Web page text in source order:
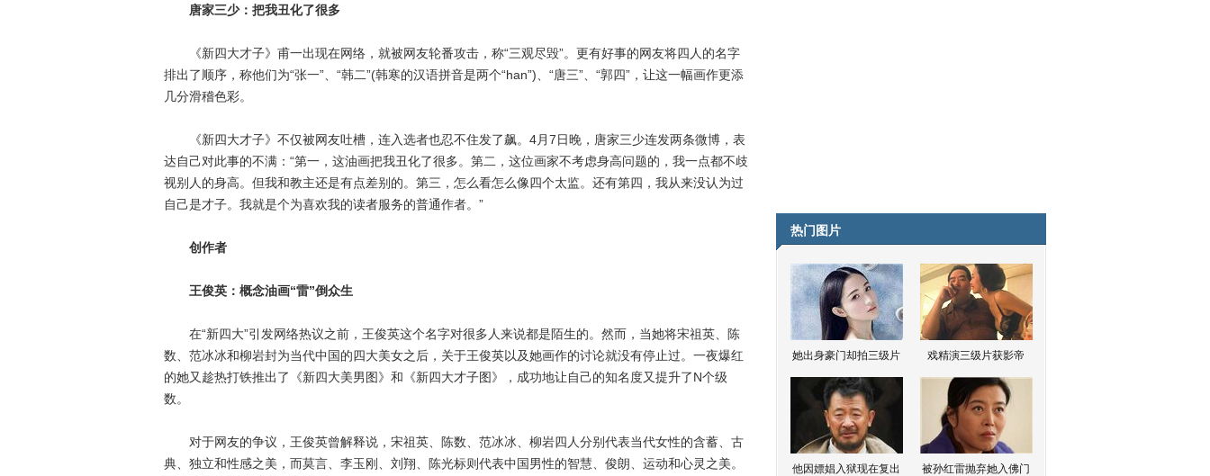
唐家三少：把我丑化了很多
《新四大才子》甫一出现在网络，就被网友轮番攻击，称“三观尽毁”。更有好事的网友将四人的名字
排出了顺序，称他们为“张一”、“韩二”(韩寒的汉语拼音是两个“han”)、“唐三”、“郭四”，让这一幅画作更添
几分滑稽色彩。
《新四大才子》不仅被网友吐槽，连入选者也忍不住发了飙。4月7日晚，唐家三少连发两条微博，表
达自己对此事的不满：“第一，这油画把我丑化了很多。第二，这位画家不考虑身高问题的，我一点都不歧
视别人的身高。但我和教主还是有点差别的。第三，怎么看怎么像四个太监。还有第四，我从来没认为过
自己是才子。我就是个为喜欢我的读者服务的普通作者。”
创作者
王俊英：概念油画“雷”倒众生
在“新四大”引发网络热议之前，王俊英这个名字对很多人来说都是陌生的。然而，当她将宋祖英、陈
数、范冰冰和柳岩封为当代中国的四大美女之后，关于王俊英以及她画作的讨论就没有停止过。一夜爆红
的她又趁热打铁推出了《新四大美男图》和《新四大才子图》，成功地让自己的知名度又提升了N个级
数。
对于网友的争议，王俊英曾解释说，宋祖英、陈数、范冰冰、柳岩四人分别代表当代女性的含蓄、古
典、独立和性感之美，而莫言、李玉刚、刘翔、陈光标则代表中国男性的智慧、俊朗、运动和心灵之美。
热门图片
她出身豪门却拍三级片 戏精演三级片获影帝
他因嫖娼入狱现在复出 被孙红雷抛弃她入佛门